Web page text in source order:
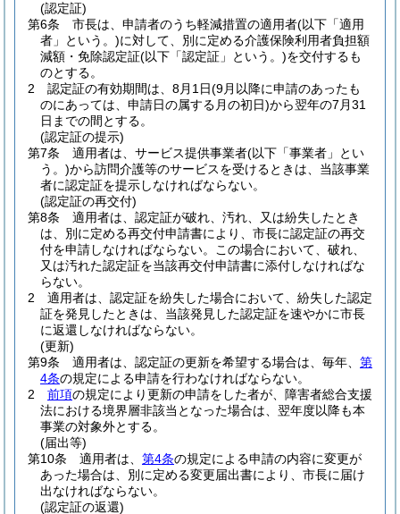
(認定証)
第6条
市長は、申請者のうち軽減措置の適用者(以下「適用
者」という。)に対して、別に定める介護保険利用者負担額
減額・免除認定証(以下「認定証」という。)を交付するも
のとする。
2
認定証の有効期間は、8月1日(9月以降に申請のあったも
のにあっては、申請日の属する月の初日)から翌年の7月31
日までの間とする。
(認定証の提示)
第7条
適用者は、サービス提供事業者(以下「事業者」とい
う。)から訪問介護等のサービスを受けるときは、当該事業
者に認定証を提示しなければならない。
(認定証の再交付)
第8条
適用者は、認定証が破れ、汚れ、又は紛失したとき
は、別に定める再交付申請書により、市長に認定証の再交
付を申請しなければならない。
この場合において、破れ、
又は汚れた認定証を当該再交付申請書に添付しなければな
らない。
2
適用者は、認定証を紛失した場合において、紛失した認定
証を発見したときは、当該発見した認定証を速やかに市長
に返還しなければならない。
(更新)
第9条
適用者は、認定証の更新を希望する場合は、毎年、 第
4条の規定による申請を行わなければならない。
2
前項の規定により更新の申請をした者が、障害者総合支援
法における境界層非該当となった場合は、翌年度以降も本
事業の対象外とする。
(届出等)
第10条
適用者は、 第4条の規定による申請の内容に変更が
あった場合は、別に定める変更届出書により、市長に届け
出なければならない。
(認定証の返還)